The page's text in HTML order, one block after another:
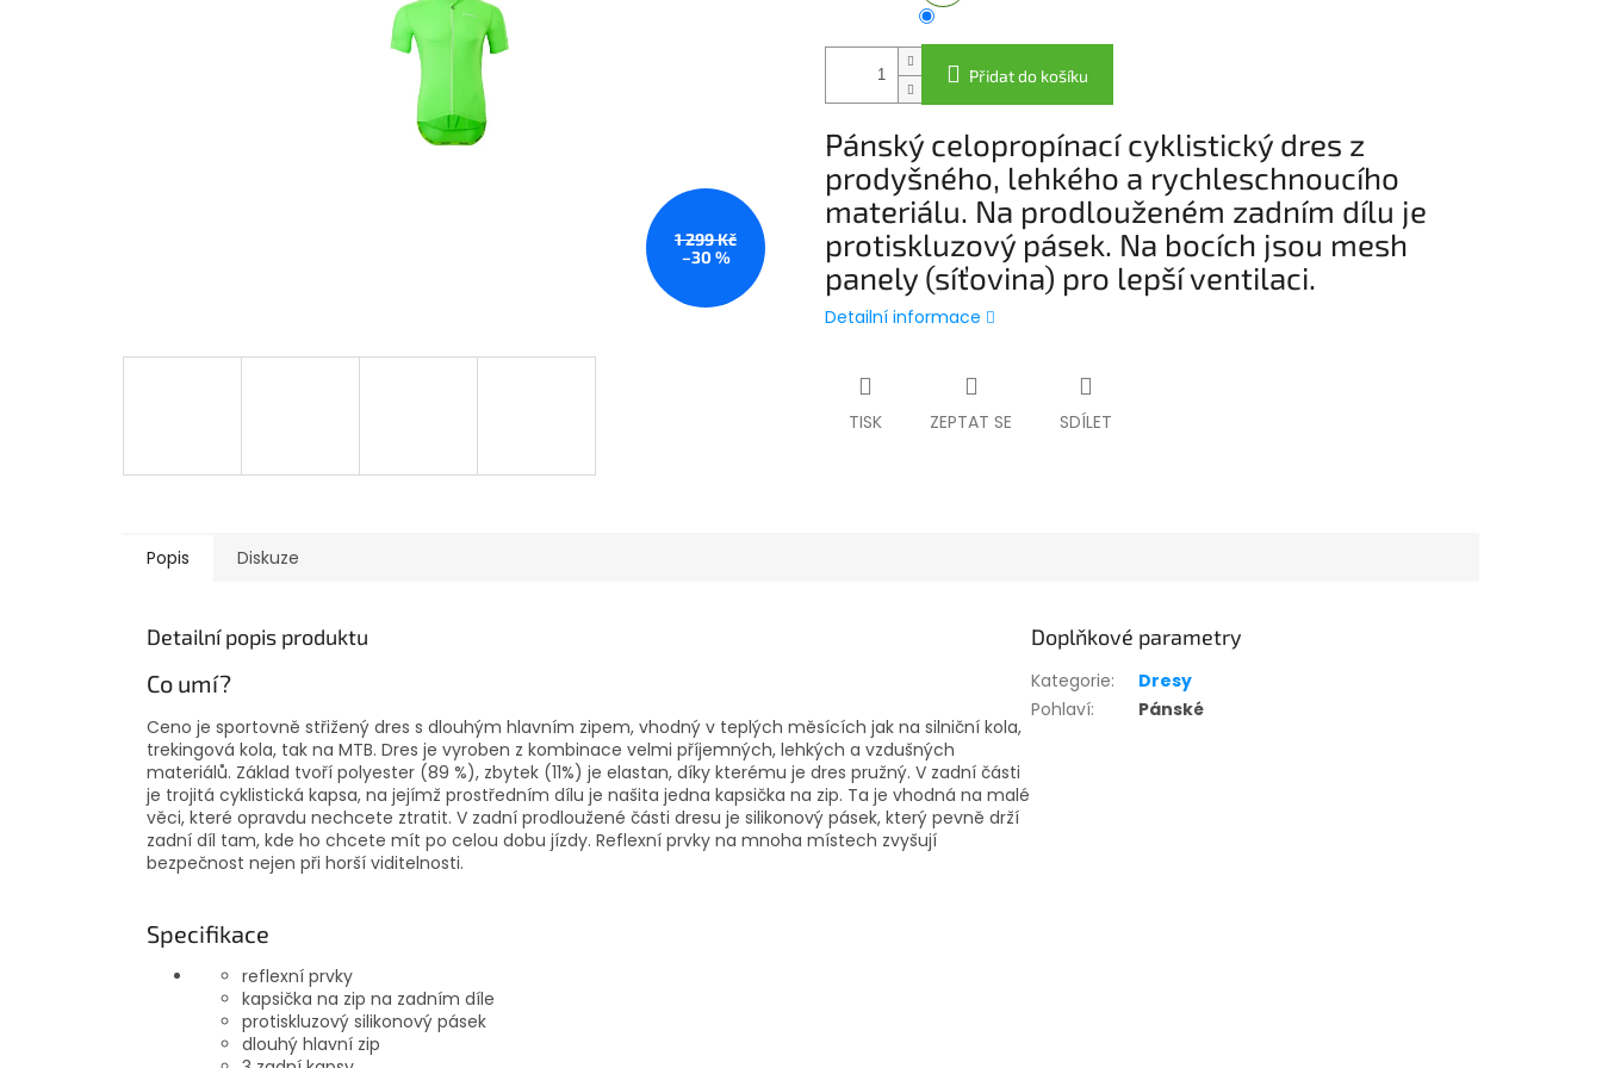
1 299 Kč
–30 %
Přidat do košíku
Pánský celopropínací cyklistický dres z
prodyšného, lehkého a rychleschnoucího
materiálu. Na prodlouženém zadním dílu je
protiskluzový pásek. Na bocích jsou mesh
panely (síťovina) pro lepší ventilaci.
Detailní informace
TISK ZEPTAT SE SDÍLET
Popis Diskuze
Detailní popis produktu
Co umí?
Ceno je sportovně střižený dres s dlouhým hlavním zipem, vhodný v teplých měsících jak na silniční kola,
trekingová kola, tak na MTB. Dres je vyroben z kombinace velmi příjemných, lehkých a vzdušných
materiálů. Základ tvoří polyester (89 %), zbytek (11%) je elastan, díky kterému je dres pružný. V zadní části
je trojitá cyklistická kapsa, na jejímž prostředním dílu je našita jedna kapsička na zip. Ta je vhodná na malé
věci, které opravdu nechcete ztratit. V zadní prodloužené části dresu je silikonový pásek, který pevně drží
zadní díl tam, kde ho chcete mít po celou dobu jízdy. Reflexní prvky na mnoha místech zvyšují
bezpečnost nejen při horší viditelnosti.
Specifikace
reflexní prvky
kapsička na zip na zadním díle
protiskluzový silikonový pásek
dlouhý hlavní zip
Doplňkové parametry
Kategorie:
Dresy
Pohlaví: Pánské